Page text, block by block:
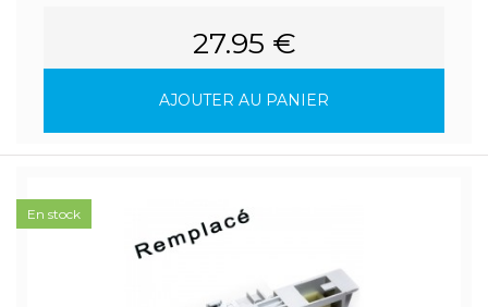
27.95 €
AJOUTER AU PANIER
En stock